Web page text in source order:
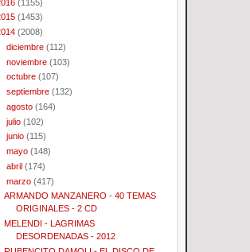
(1155)
(1453)
(2008)
diciembre (112)
noviembre (103)
octubre (107)
septiembre (132)
agosto (164)
julio (102)
junio (115)
mayo (148)
abril (174)
marzo (417)
ARMANDO MANZANERO - 40 TEMAS
ORIGINALES - 2 CD
MELENDI - LAGRIMAS
DESORDENADAS - 2012